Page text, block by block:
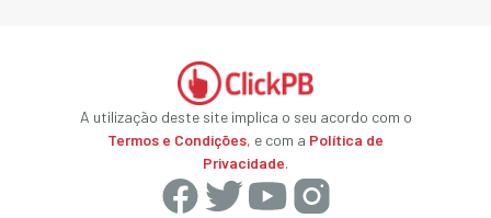
A utilização deste site implica o seu acordo com o
Termos e Condições, e com a Política de
Privacidade.